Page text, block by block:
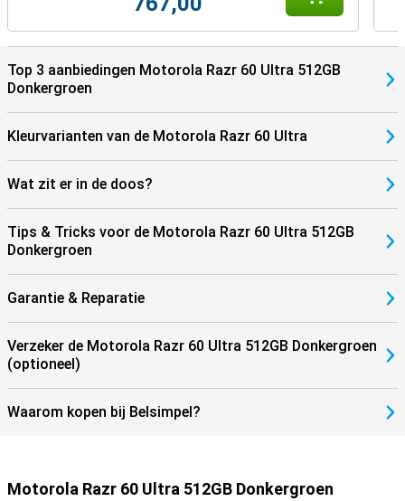
Top 3 aanbiedingen Motorola Razr 60 Ultra 512GB
Donkergroen
Kleurvarianten van de Motorola Razr 60 Ultra
Wat zit er in de doos?
Tips & Tricks voor de Motorola Razr 60 Ultra 512GB
Donkergroen
Garantie & Reparatie
Verzeker de Motorola Razr 60 Ultra 512GB Donkergroen
(optioneel)
Waarom kopen bij Belsimpel?
Motorola Razr 60 Ultra 512GB Donkergroen